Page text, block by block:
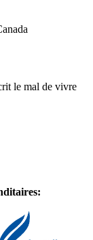
le mal de vivre